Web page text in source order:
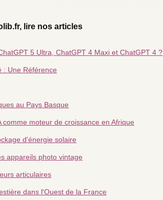
lire nos articles
5 Ultra, ChatGPT 4 Maxi et ChatGPT 4 ?
: Une Référence
au Pays Basque
moteur de croissance en Afrique
d'énergie solaire
appareils photo vintage
articulaires
dans l'Ouest de la France